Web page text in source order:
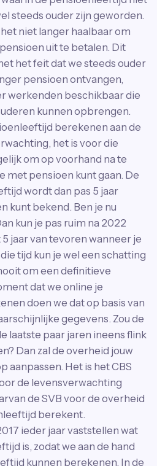
steeds ouder zijn geworden.
niet langer haalbaar om
uit te betalen. Dit
het feit dat we steeds ouder
pensioen ontvangen,
werkenden beschikbaar die
kunnen opbrengen.
berekenen aan de
het is voor die
om op voorhand na te
met pensioen kunt gaan. De
wordt dan pas 5 jaar
kunt bekend. Ben je nu
kun je pas ruim na 2022
jaar van tevoren wanneer je
tijd kun je wel een schatting
om een definitieve
dat we online je
doen we dat op basis van
gegevens. Zou de
laatste paar jaren ineens flink
Dan zal de overheid jouw
aanpassen. Het is het CBS
de levensverwachting
de SVB voor de overheid
berekent.
ieder jaar vaststellen wat
is, zodat we aan de hand
kunnen berekenen. In de